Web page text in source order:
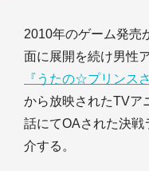
2010年のゲーム発売
面に展開を続け男性
『うたの☆プリンス
から放映されたTVア
話にてOAされた決戦
介する。